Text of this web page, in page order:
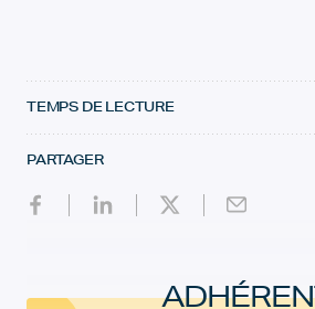
TEMPS DE LECTURE
PARTAGER